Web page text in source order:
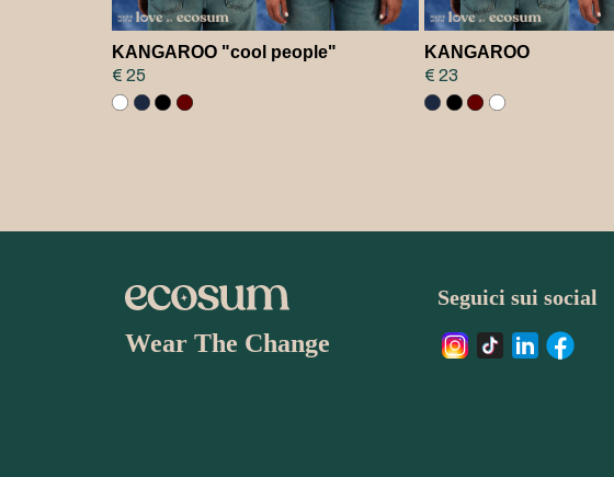
KANGAROO "cool people"
€ 25
KANGAROO
€ 23
Wear The Change
Seguici sui social